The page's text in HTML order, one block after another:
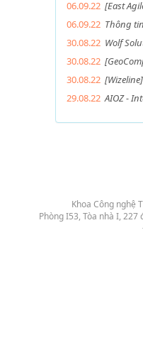
06.09.22 [East
06.09.22 Thông
30.08.22 Wolf
30.08.22
30.08.22
29.08.22 AIOZ -
Khoa Công nghệ
Phòng I53, Tòa nhà I,